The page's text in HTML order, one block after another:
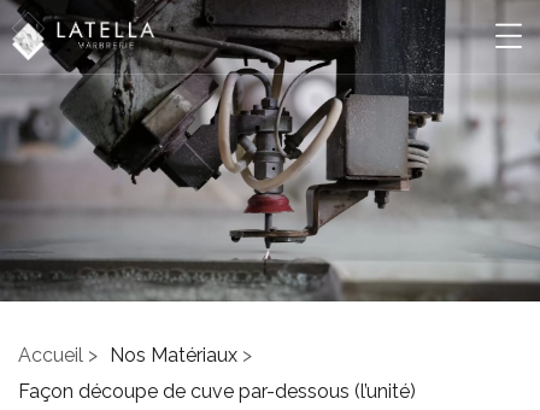
Accueil > Nos Matériaux >
Façon découpe de cuve par-dessous (l’unité)